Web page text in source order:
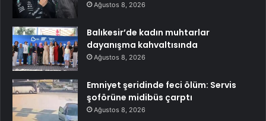
Ağustos 8, 2026
Balıkesir’de kadın muhtarlar
dayanışma kahvaltısında
Ağustos 8, 2026
Emniyet şeridinde feci ölüm: Servis
şoförüne midibüs çarptı
Ağustos 8, 2026